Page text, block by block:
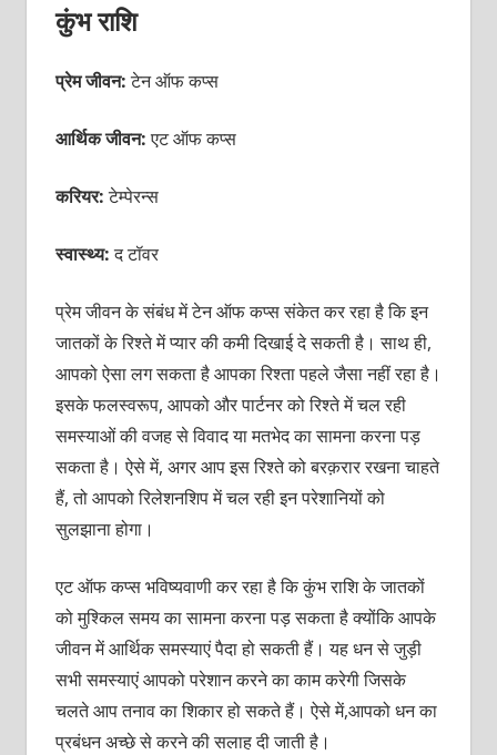
कुंभ राशि
प्रेम जीवन:टेन ऑफ कप्स
आर्थिक जीवन:एट ऑफ कप्स
करियर:टेम्पेरन्स
स्वास्थ्य:द टॉवर
प्रेम जीवन के संबंध में टेन ऑफ कप्स संकेत कर रहा है कि इन
जातकों के रिश्ते में प्यार की कमी दिखाई दे सकती है। साथ ही,
आपको ऐसा लग सकता है आपका रिश्ता पहले जैसा नहीं रहा है।
इसके फलस्वरूप, आपको और पार्टनर को रिश्ते में चल रही
समस्याओं की वजह से विवाद या मतभेद का सामना करना पड़
सकता है। ऐसे में, अगर आप इस रिश्ते को बरक़रार रखना चाहते
हैं, तो आपको रिलेशनशिप में चल रही इन परेशानियों को
सुलझाना होगा।
एट ऑफ कप्स भविष्यवाणी कर रहा है कि कुंभ राशि के जातकों
को मुश्किल समय का सामना करना पड़ सकता है क्योंकि आपके
जीवन में आर्थिक समस्याएं पैदा हो सकती हैं। यह धन से जुड़ी
सभी समस्याएं आपको परेशान करने का काम करेगी जिसके
चलते आप तनाव का शिकार हो सकते हैं। ऐसे में,आपको धन का
प्रबंधन अच्छे से करने की सलाह दी जाती है।